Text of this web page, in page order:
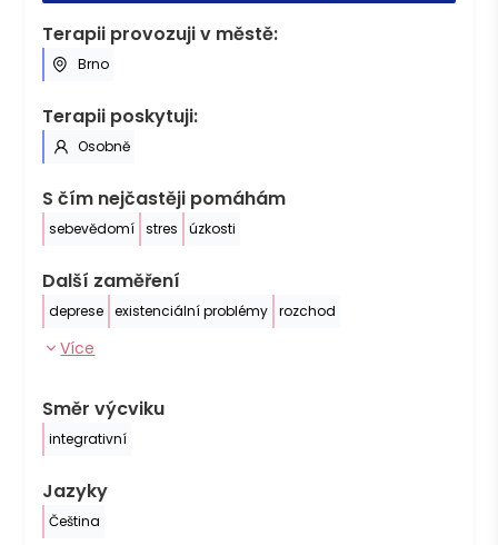
Terapii provozuji v městě:
Brno
Terapii poskytuji:
Osobně
S čím nejčastěji pomáhám
sebevědomí stres úzkosti
Další zaměření
deprese existenciální problémy rozchod
Více
Směr výcviku
integrativní
Jazyky
Čeština